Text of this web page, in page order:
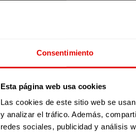
Consentimiento
Esta página web usa cookies
Las cookies de este sitio web se
y analizar el tráfico. Además,
redes sociales, publicidad y análisis